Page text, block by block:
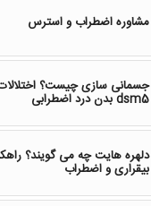
مشاوره اضطراب و استرس
جسمانی سازی چیست؟
dsm5 بدن درد اضطرابی
دلهره هایت چه می گویند؟
بیقراری و اضطراب